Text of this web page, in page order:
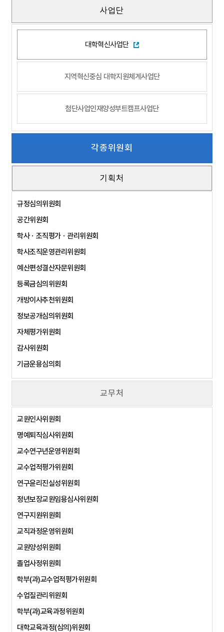
사업단
대학혁신사업단
지역혁신중심 대학지원체계사업단
첨단사업인재양성부트캠프사업단
각종위원회
기획처
규정심의위원회
공간위원회
학사ㆍ조직평가ㆍ관리위원회
학사조직운영관리위원회
예산편성결산자문위원회
등록금심의위원회
개방이사추천위원회
정보공개심의위원회
자체평가위원회
감사위원회
기금운용심의회
교무처
교원인사위원회
명예퇴직심사위원회
교수연구년운영위원회
교수업적평가위원회
연구윤리진실성위원회
정년보장교원임용심사위원회
연구지원위원회
교직과정운영위원회
교원양성위원회
졸업사정위원회
학부(과)교수업적평가위원회
수업질관리위원회
학부(과)교육과정위원회
대학교육과정(심의)위원회